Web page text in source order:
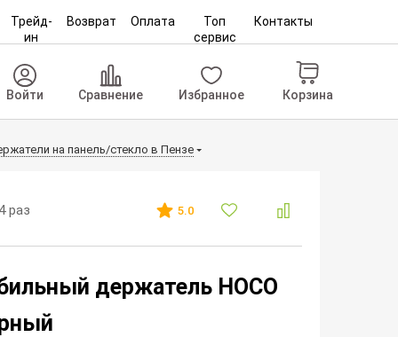
Трейд-
ин
Возврат Оплата
Топ
сервис
Контакты
Войти Сравнение Избранное Корзина
на панель/стекло в Пензе
раз 5.0
держатель HOCO